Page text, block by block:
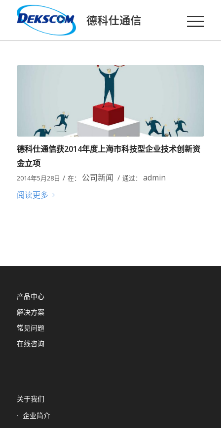
德科仕通信获2014年度上海市科技型企业技术创新资
金立项
2014年5月28日 / 在： 公司新闻 / 通过： admin
阅读更多
产品中心
解决方案
常见问题
在线咨询
关于我们
企业简介